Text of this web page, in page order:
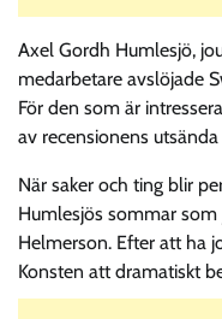
Axel Gordh Humlesjö,
medarbetare avslöjade
För den som är
av recensionens
När saker och ting blir
Humlesjös sommar
Helmerson. Efter att ha
Konsten att dramatiskt